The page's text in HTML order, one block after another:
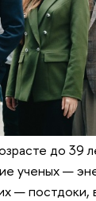
до 39
ученых —
—